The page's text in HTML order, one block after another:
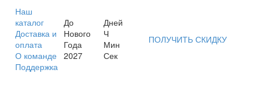
Наш
каталог
Доставка и
оплата
О команде
Поддержка
До
Нового
Года
2027
Дней
Ч
Мин
Сек
ПОЛУЧИТЬ СКИДКУ